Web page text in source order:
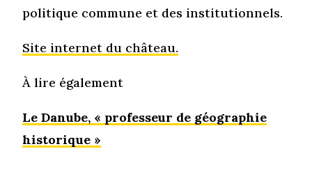
politique commune et des institutionnels.
Site internet du château.
À lire également
Le Danube, « professeur de géographie
historique »